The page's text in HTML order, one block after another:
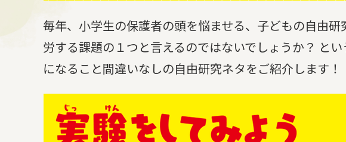
毎年、小学生の保護者の頭を悩ませる、子どもの自由
労する課題の１つと言えるのではないでしょうか？ と
になること間違いなしの自由研究ネタをご紹介します！